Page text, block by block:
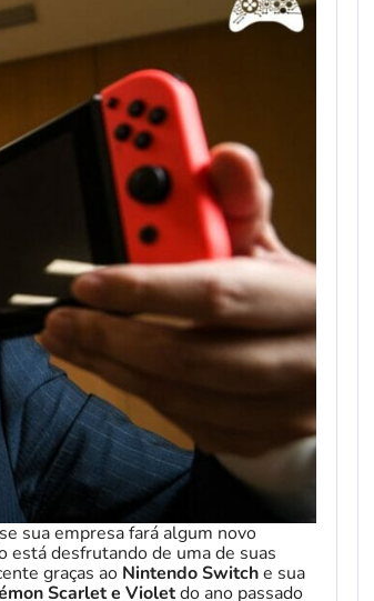
sua empresa fará algum novo
desfrutando de uma de suas
graças ao Nintendo Switche sua
Scarlet e Violetdo ano passado